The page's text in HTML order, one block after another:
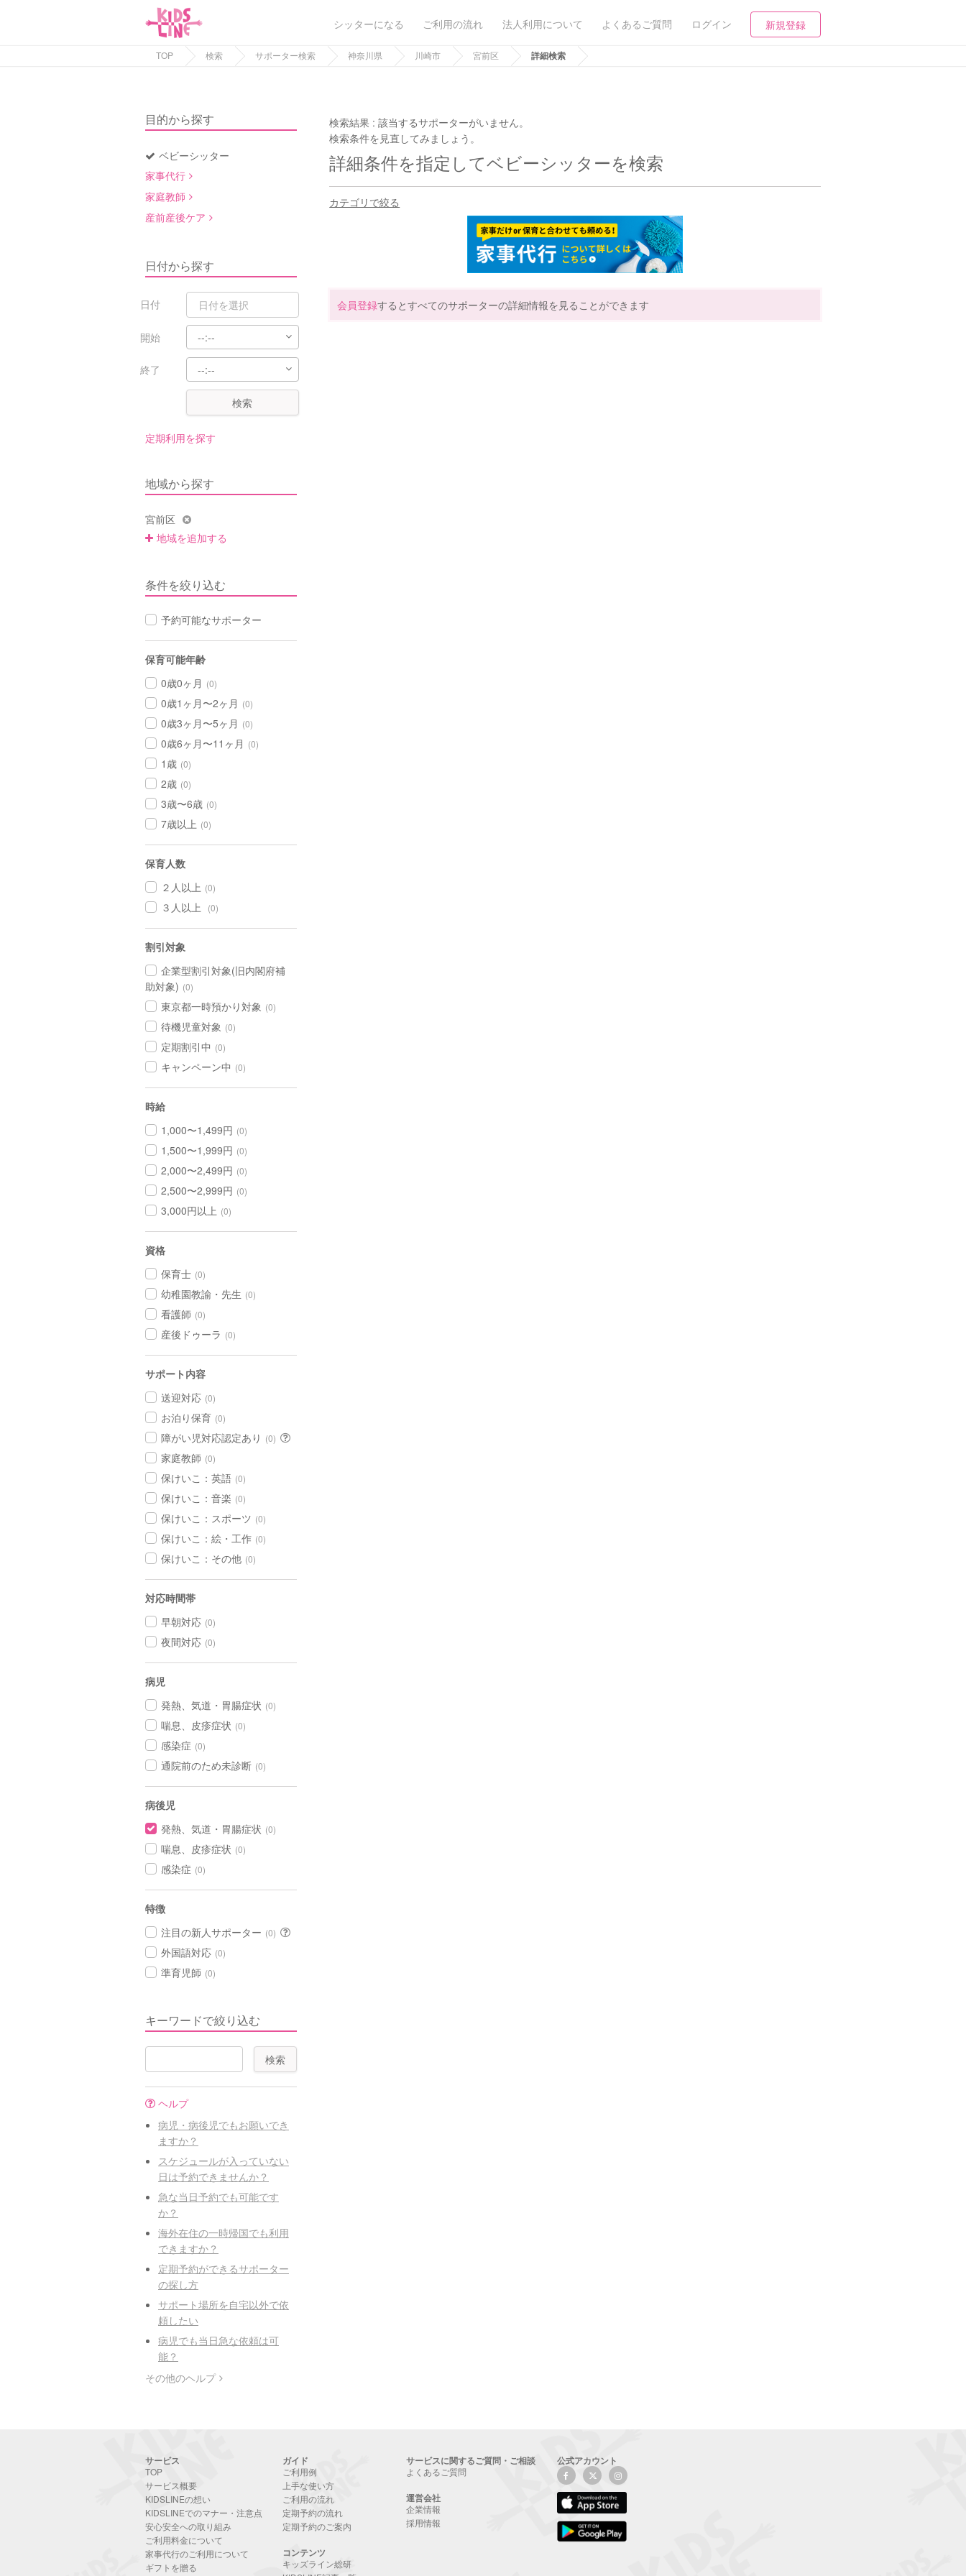
シッターになる ご利用の流れ 法人利用について よくあるご質問 ログイン 新規登録
TOP 検索 サポーター検索 神奈川県 川崎市 宮前区 詳細検索
目的から探す
ベビーシッター
家事代行
家庭教師
産前産後ケア
日付から探す
日付
開始
終了
検索
定期利用を探す
地域から探す
宮前区
地域を追加する
条件を絞り込む
予約可能なサポーター
保育可能年齢
0歳0ヶ月 (0)
0歳1ヶ月〜2ヶ月 (0)
0歳3ヶ月〜5ヶ月 (0)
0歳6ヶ月〜11ヶ月 (0)
1歳 (0)
2歳 (0)
3歳〜6歳 (0)
7歳以上 (0)
保育人数
２人以上 (0)
３人以上 (0)
割引対象
企業型割引対象(旧内閣府補
助対象) (0)
東京都一時預かり対象 (0)
待機児童対象 (0)
定期割引中 (0)
キャンペーン中 (0)
時給
1,000〜1,499円 (0)
1,500〜1,999円 (0)
2,000〜2,499円 (0)
2,500〜2,999円 (0)
3,000円以上 (0)
資格
保育士 (0)
幼稚園教諭・先生 (0)
看護師 (0)
産後ドゥーラ (0)
サポート内容
送迎対応 (0)
お泊り保育 (0)
障がい児対応認定あり (0)
家庭教師 (0)
保けいこ：英語 (0)
保けいこ：音楽 (0)
保けいこ：スポーツ (0)
保けいこ：絵・工作 (0)
保けいこ：その他 (0)
対応時間帯
早朝対応 (0)
夜間対応 (0)
病児
発熱、気道・胃腸症状 (0)
喘息、皮疹症状 (0)
感染症 (0)
通院前のため未診断 (0)
病後児
発熱、気道・胃腸症状 (0)
喘息、皮疹症状 (0)
感染症 (0)
特徴
注目の新人サポーター (0)
外国語対応 (0)
準育児師 (0)
キーワードで絞り込む
ヘルプ
病児・病後児でもお願いでき
ますか？
スケジュールが入っていない
日は予約できませんか？
急な当日予約でも可能です
か？
海外在住の一時帰国でも利用
できますか？
定期予約ができるサポーター
の探し方
サポート場所を自宅以外で依
頼したい
病児でも当日急な依頼は可
能？
その他のヘルプ
検索結果 :該当するサポーターがいません。
検索条件を見直してみましょう。
詳細条件を指定してベビーシッターを検索
カテゴリで絞る
会員登録するとすべてのサポーターの詳細情報を見ることができます
サービス
TOP
サービス概要
KIDSLINEの想い
KIDSLINEでのマナー・注意点
安心安全への取り組み
ご利用料金について
家事代行のご利用について
ギフトを贈る
ガイド
ご利用例
上手な使い方
ご利用の流れ
定期予約の流れ
定期予約のご案内
コンテンツ
キッズライン総研
サービスに関するご質問・ご相談
よくあるご質問
運営会社
企業情報
採用情報
公式アカウント